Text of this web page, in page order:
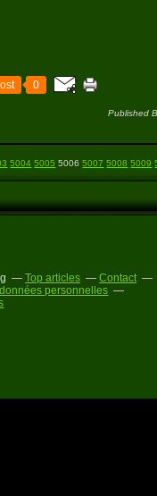
0
Published
5004 5005 5006 5007 5008 5009
Top articles
Contact
personnelles